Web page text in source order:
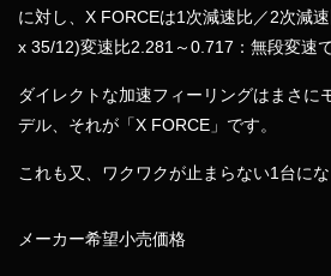
に対し、X FORCEは1次減速比／2次減
x 35/12)変速比2.281～0.717：無段変速で
ダイレクトな加速フィーリングはまさに
デル、それが「X FORCE」です。
これも又、ワクワクが止まらない1台にな
メーカー希望小売価格